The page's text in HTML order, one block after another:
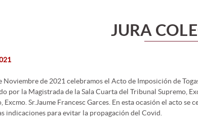
JURA
Noviembre de 2021 celebramos el Acto de Imposición de
por la Magistrada de la Sala Cuarta del Tribunal Supremo,
Excmo. Sr.Jaume Francesc Garces. En esta ocasión el acto
indicaciones para evitar la propagación del Covid.